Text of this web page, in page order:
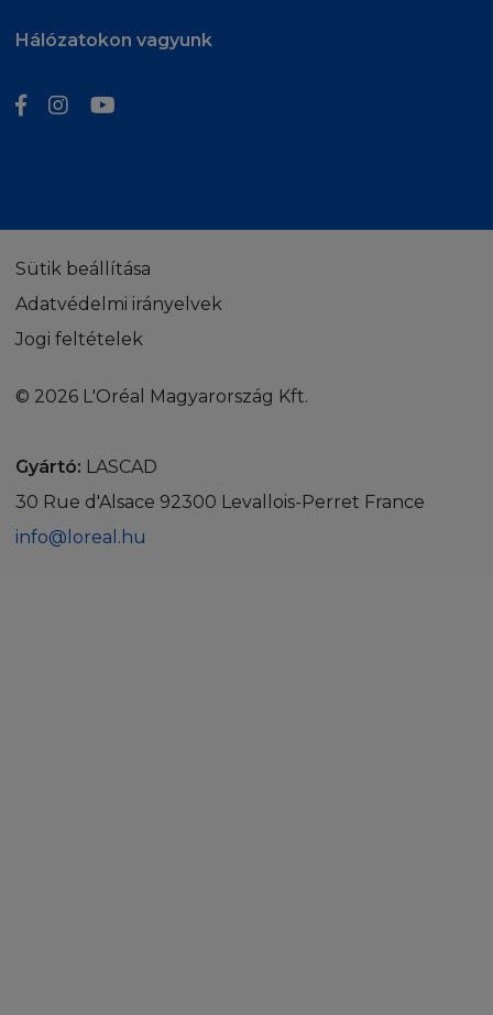
Hálózatokon vagyunk
Sütik beállítása
Adatvédelmi irányelvek
Jogi feltételek
© 2026 L'Oréal Magyarország Kft.
Gyártó: LASCAD
30 Rue d'Alsace 92300 Levallois-Perret France
info@loreal.hu